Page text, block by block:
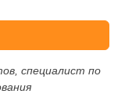
специалист по